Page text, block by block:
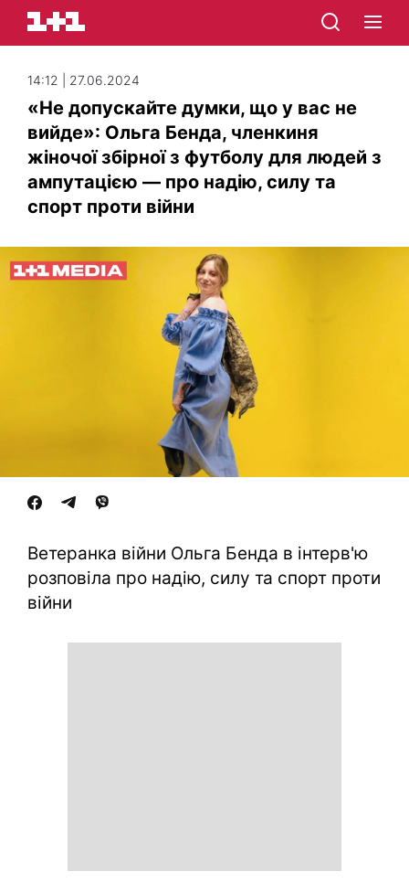
14:12 | 27.06.2024
«Не допускайте думки, що у вас не
вийде»: Ольга Бенда, членкиня
жіночої збірної з футболу для людей з
ампутацією — про надію, силу та
спорт проти війни
Ветеранка війни Ольга Бенда в інтерв'ю
розповіла про надію, силу та спорт проти
війни